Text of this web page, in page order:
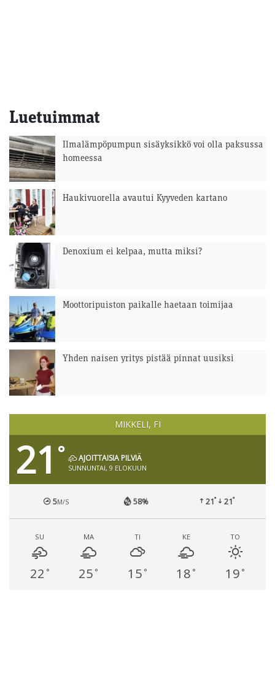
Luetuimmat
Ilmalämpöpumpun sisäyksikkö voi olla paksussa
homeessa
Haukivuorella avautui Kyyveden kartano
Denoxium ei kelpaa, mutta miksi?
Moottoripuiston paikalle haetaan toimijaa
Yhden naisen yritys pistää pinnat uusiksi
MIKKELI, FI
21 ° AJOITTAISIA PILVIÄ
SUNNUNTAI, 9 ELOKUUN
5M/S 58% 21° 21°
SU
22 °
MA
25 °
TI
15 °
KE
18 °
TO
19 °